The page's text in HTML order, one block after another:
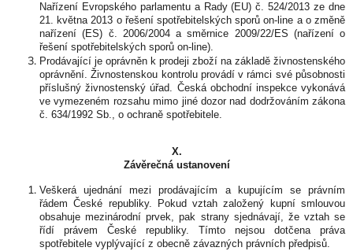
Nařízení Evropského parlamentu a Rady (EU) č. 524/2013 ze dne
21. května 2013 o řešení spotřebitelských sporů on-line a o změně
nařízení (ES) č. 2006/2004 a směrnice 2009/22/ES (nařízení o
řešení spotřebitelských sporů on-line).
Prodávající je oprávněn k prodeji zboží na základě živnostenského
oprávnění. Živnostenskou kontrolu provádí v rámci své působnosti
příslušný živnostenský úřad. Česká obchodní inspekce vykonává
ve vymezeném rozsahu mimo jiné dozor nad dodržováním zákona
č. 634/1992 Sb., o ochraně spotřebitele.
X.
Závěrečná ustanovení
Veškerá ujednání mezi prodávajícím a kupujícím se právním
řádem České republiky. Pokud vztah založený kupní smlouvou
obsahuje mezinárodní prvek, pak strany sjednávají, že vztah se
řídí právem České republiky. Tímto nejsou dotčena práva
spotřebitele vyplývající z obecně závazných právních předpisů.